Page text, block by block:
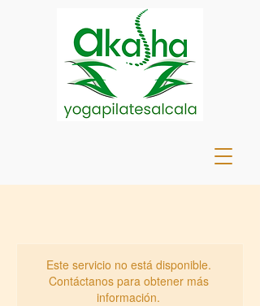
Este servicio no está disponible.
Contáctanos para obtener más
información.